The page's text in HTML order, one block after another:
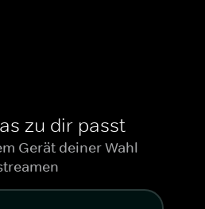
zu dir passt
Gerät deiner Wahl